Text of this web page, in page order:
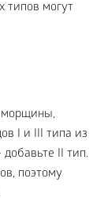
типов могут
морщины,
I и III типа из
II тип.
поэтому